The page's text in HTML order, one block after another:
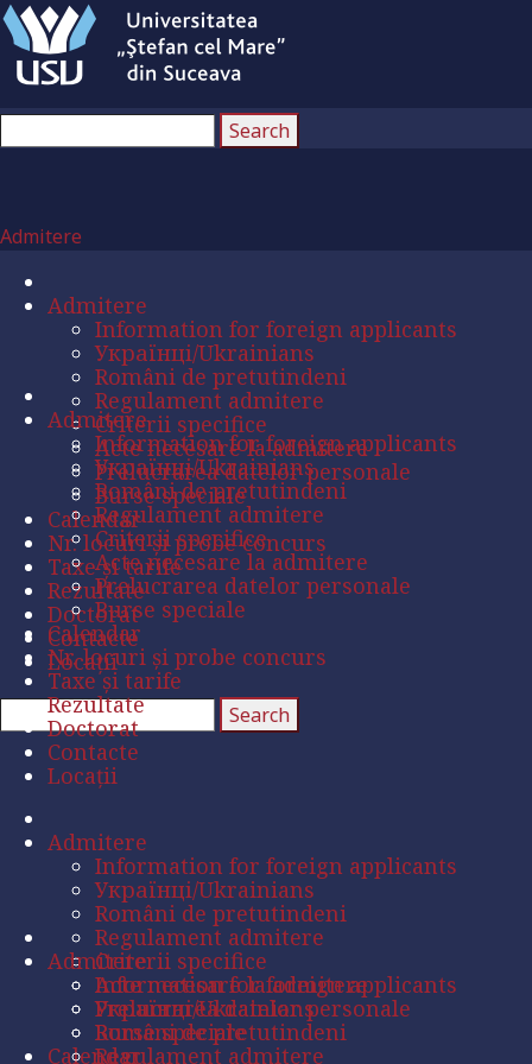
Admitere
Admitere
Information for foreign applicants
Українці/Ukrainians
Români de pretutindeni
Regulament admitere
Criterii specifice
Acte necesare la admitere
Prelucrarea datelor personale
Burse speciale
Calendar
Nr. locuri și probe concurs
Taxe și tarife
Rezultate
Doctorat
Contacte
Locații
Admitere
Information for foreign applicants
Українці/Ukrainians
Români de pretutindeni
Regulament admitere
Criterii specifice
Acte necesare la admitere
Prelucrarea datelor personale
Burse speciale
Calendar
Nr. locuri și probe concurs
Taxe și tarife
Rezultate
Doctorat
Contacte
Locații
Admitere
Information for foreign applicants
Українці/Ukrainians
Români de pretutindeni
Regulament admitere
Criterii specifice
Acte necesare la admitere
Prelucrarea datelor personale
Burse speciale
Calendar
Admitere
Information for foreign applicants
Українці/Ukrainians
Români de pretutindeni
Regulament admitere